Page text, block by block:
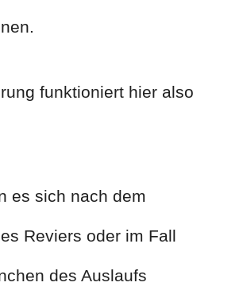
funktioniert hier also
es sich nach dem
Reviers oder im Fall
des Auslaufs